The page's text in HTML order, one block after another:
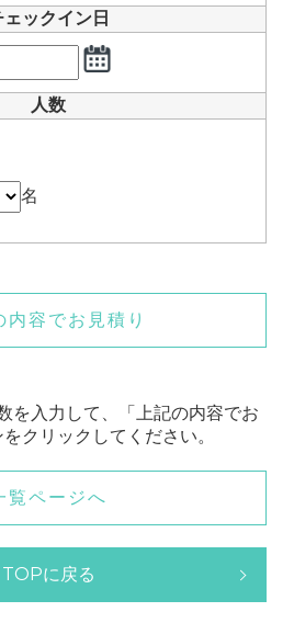
ェックイン日
人数
名
内容でお見積り
を入力して、「上記の内容でお
クリックしてください。
覧ページへ
TOPに戻る